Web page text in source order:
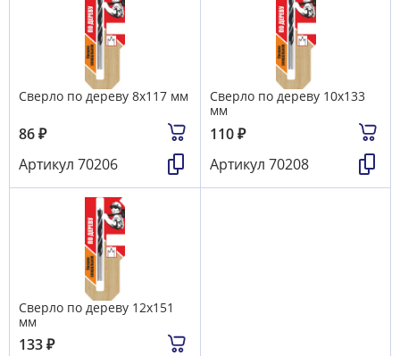
Сверло по дереву 8х117 мм
86₽
Артикул 70206
Сверло по дереву 10х133
мм
110₽
Артикул 70208
Сверло по дереву 12х151
мм
133₽